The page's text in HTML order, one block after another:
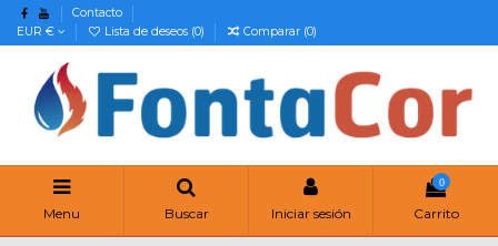
Contacto
EUR €
Lista de deseos (0) Comparar (0)
Menu Buscar Iniciar sesión
0
Carrito